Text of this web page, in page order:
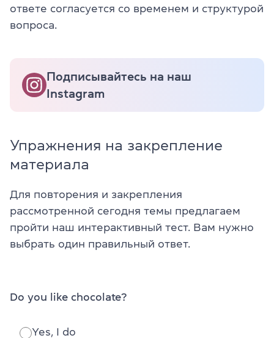
ответе согласуется со временем и структурой
вопроса.
Подписывайтесь на наш
Instagram
Упражнения на закрепление
материала
Для повторения и закрепления
рассмотренной сегодня темы предлагаем
пройти наш интерактивный тест. Вам нужно
выбрать один правильный ответ.
Do you like chocolate?
Yes, I do